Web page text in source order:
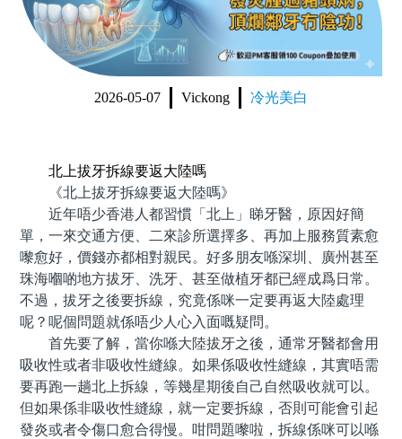
種植牙 dental implant
箍牙 orthodontics
收費標準 change standard
2026-05-07 Vickong 冷光美白
北上拔牙拆線要返大陸嗎
《北上拔牙拆線要返大陸嗎》
近年唔少香港人都習慣「北上」睇牙醫，原因好簡
單，一來交通方便、二來診所選擇多、再加上服務質素愈
嚟愈好，價錢亦都相對親民。好多朋友喺深圳、廣州甚至
珠海嗰啲地方拔牙、洗牙、甚至做植牙都已經成爲日常。
不過，拔牙之後要拆線，究竟係咪一定要再返大陸處理
呢？呢個問題就係唔少人心入面嘅疑問。
首先要了解，當你喺大陸拔牙之後，通常牙醫都會用
吸收性或者非吸收性縫線。如果係吸收性縫線，其實唔需
要再跑一趟北上拆線，等幾星期後自己自然吸收就可以。
但如果係非吸收性縫線，就一定要拆線，否則可能會引起
發炎或者令傷口愈合得慢。咁問題嚟啦，拆線係咪可以喺